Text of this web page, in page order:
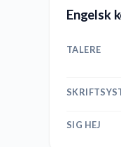
Engelsk
TALERE
SIG HEJ